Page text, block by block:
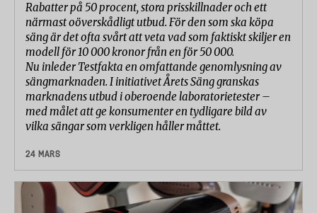
Rabatter på 50 procent, stora prisskillnader och ett
närmast oöverskådligt utbud. För den som ska köpa
säng är det ofta svårt att veta vad som faktiskt skiljer en
modell för 10 000 kronor från en för 50 000.
Nu inleder Testfakta en omfattande genomlysning av
sängmarknaden. I initiativet Årets Säng granskas
marknadens utbud i oberoende laboratorietester –
med målet att ge konsumenter en tydligare bild av
vilka sängar som verkligen håller måttet.
24 MARS